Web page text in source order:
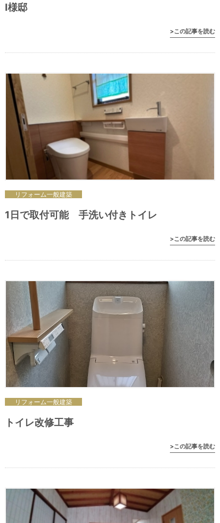
I様邸
>この記事を読む
リフォーム一般建築
1日で取付可能 手洗い付きトイレ
>この記事を読む
リフォーム一般建築
トイレ改修工事
>この記事を読む